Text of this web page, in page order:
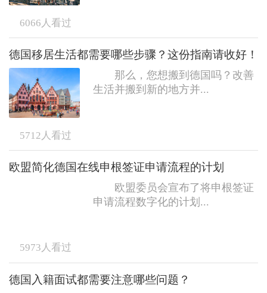
6066 人看过
德国移居生活都需要哪些步骤？这份指南请收好！
那么，您想搬到德国吗？改善
生活并搬到新的地方并...
5712 人看过
欧盟简化德国在线申根签证申请流程的计划
欧盟委员会宣布了将申根签证
申请流程数字化的计划...
5973 人看过
德国入籍面试都需要注意哪些问题？